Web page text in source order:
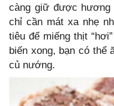
càng giữ được hương
chỉ cần mát xa nhẹ
tiêu để miếng thịt
biến xong, bạn có thể
củ nướng.